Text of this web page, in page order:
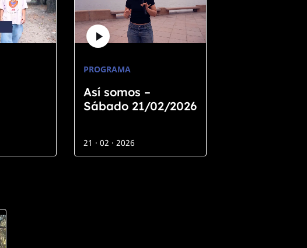
PROGRAMA
Así somos –
Sábado 21/02/2026
21 · 02 · 2026